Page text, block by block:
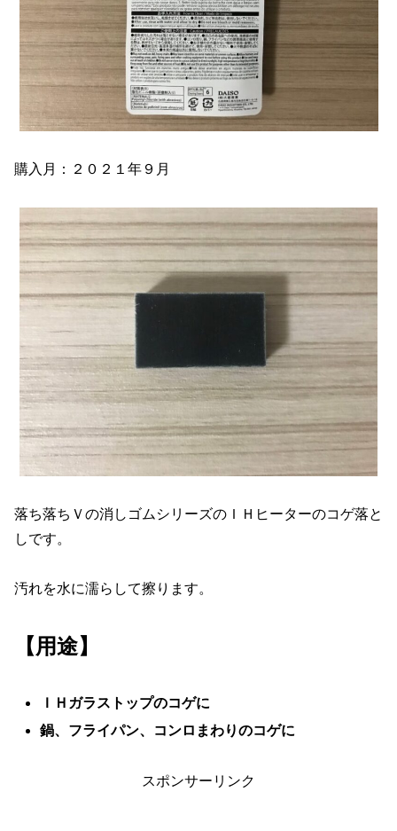
購入月：２０２１年９月
落ち落ちＶの消しゴムシリーズのＩＨヒーターのコゲ落と
しです。
汚れを水に濡らして擦ります。
【用途】
ＩＨガラストップのコゲに
鍋、フライパン、コンロまわりのコゲに
スポンサーリンク